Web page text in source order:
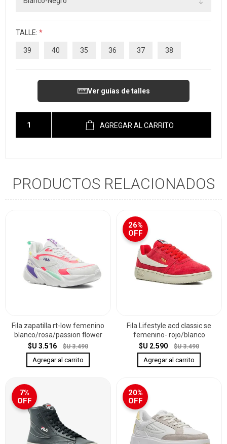
TALLE: *
39 40 35 36 37 38
Ver guías de talles
AGREGAR AL CARRITO
PRODUCTOS RELACIONADOS
Fila zapatilla rt-low femenino
blanco/rosa/passion flower
$U 3.516
$U 3.490
26%
OFF
Fila Lifestyle acd classic se
femenino- rojo/blanco
$U 2.590
$U 3.490
7%
OFF
20%
OFF